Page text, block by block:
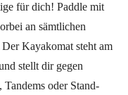
für dich! Paddle mit
an sämtlichen
Kayakomat steht am
stellt dir gegen
oder Stand-